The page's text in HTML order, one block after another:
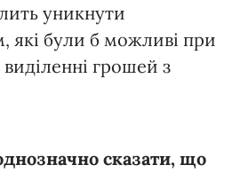
уникнути
які були б можливі при
грошей з
сказати, що